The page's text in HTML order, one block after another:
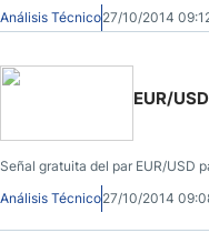
Análisis Técnico27/10/2014
EUR/
Señal gratuita del par EUR/USD
Análisis Técnico27/10/2014